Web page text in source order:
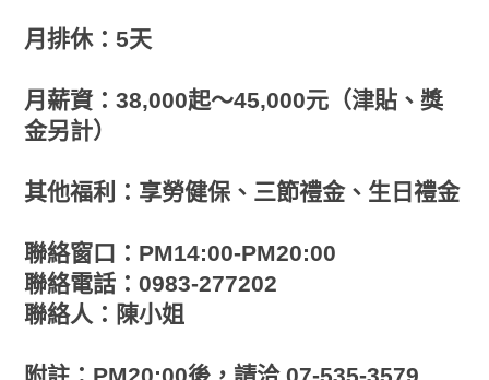
月排休：5天
月薪資：38,000起～45,000元（津貼、獎
金另計）
其他福利：享勞健保、三節禮金、生日禮金
聯絡窗口：PM14:00-PM20:00
聯絡電話：0983-277202
聯絡人：陳小姐
附註：PM20:00後，請洽 07-535-3579